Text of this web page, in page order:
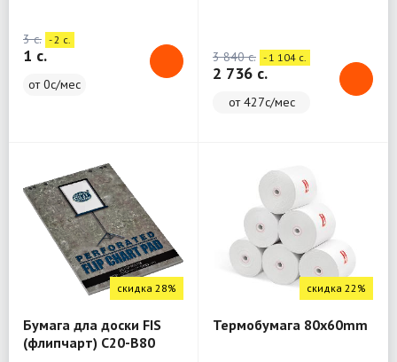
3 c. - 2 c.
1 c.
от 0с/мес
3 840 c. - 1 104 c.
2 736 c.
от 427с/мес
скидка 28%
Бумага дла доски FIS
(флипчарт) C20-B80
скидка 22%
Термобумага 80x60mm